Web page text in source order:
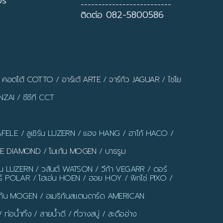
--------------------------
ติดต่อ 082-5800586
คอตโต้ COTTO / อาร์เต้ ARTE/จาร์กัว JAGUAR/ไชโย
/ ซีซีที CCT
/ ลูเซิร์น LUZERN / แฮง HANG / ฮาโก้ HACO /
DIAMOND /โมเก้น MOGEN / บาธรูม
/ วสันต์ WATSON / วีก้า VEGARR / ดอร์
POLAR / โฮเอ่น HOEN / ฮอย HOY / พิกโซ่ PIXO /
MOGEN / อเมริกันสแตนดาร์ด AMERICAN
ท่อน้ำทิ้ง / สายน้ำดี / ที่วางสบู่ / สะดืออ่าง